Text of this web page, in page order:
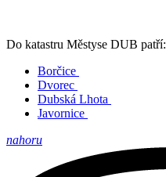
Do katastru Městyse DUB patří:
Borčice
Dvorec
Dubská Lhota
Javornice
nahoru